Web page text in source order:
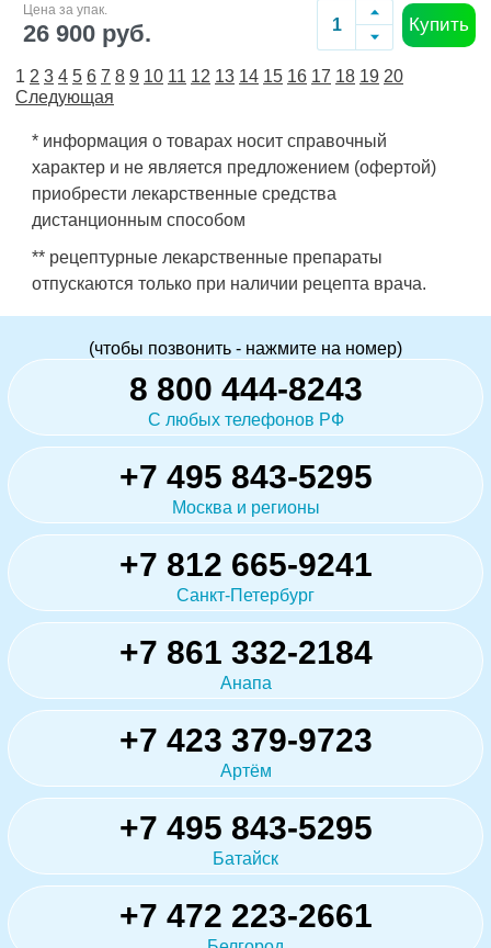
Цена за упак.
26 900 руб. Купить
1 2 3 4 5 6 7 8 9 10 11 12 13 14 15 16 17 18 19 20
Следующая
* информация о товарах носит справочный
характер и не является предложением (офертой)
приобрести лекарственные средства
дистанционным способом
** рецептурные лекарственные препараты
отпускаются только при наличии рецепта врача.
(чтобы позвонить - нажмите на номер)
8 800 444-8243
С любых телефонов РФ
+7 495 843-5295
Москва и регионы
+7 812 665-9241
Санкт-Петербург
+7 861 332-2184
Анапа
+7 423 379-9723
Артём
+7 495 843-5295
Батайск
+7 472 223-2661